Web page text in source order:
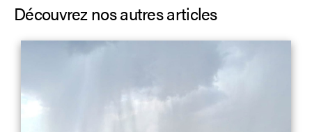
Découvrez nos autres articles